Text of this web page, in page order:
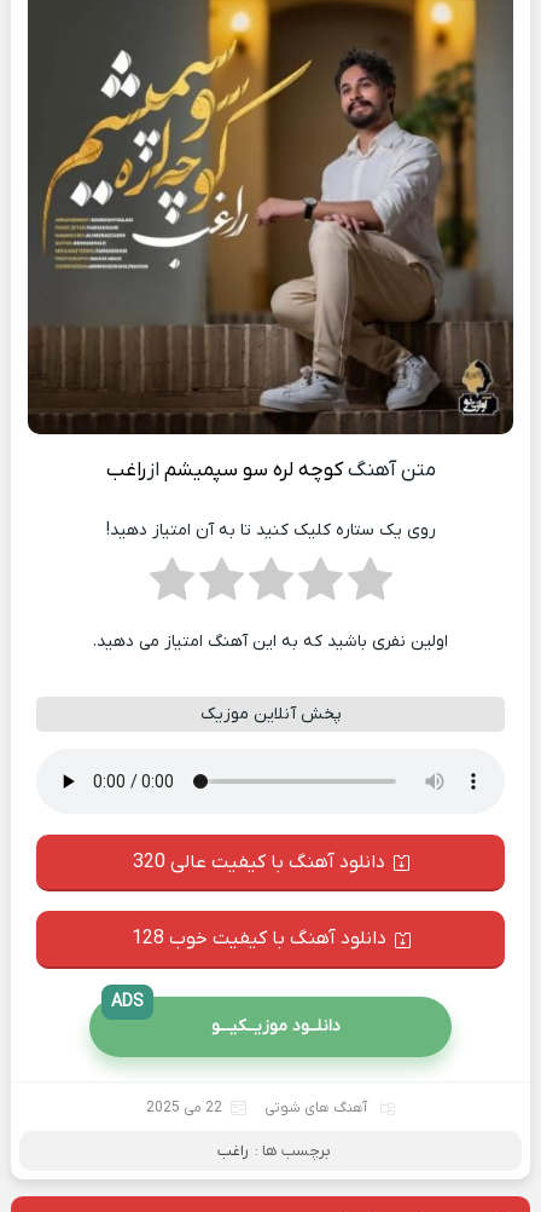
متن آهنگکوچه لره سو سپمیشم از راغب
روی یک ستاره کلیک کنید تا به آن امتیاز دهید!
اولین نفری باشید که به این آهنگ امتیاز می دهید.
پخش آنلاین موزیک
دانلود آهنگ با کیفیت عالی 320
دانلود آهنگ با کیفیت خوب 128
دانلــود موزیــکیـــو
ADS
آهنگ های شوتی 22 می 2025
برچسب ها : راغب